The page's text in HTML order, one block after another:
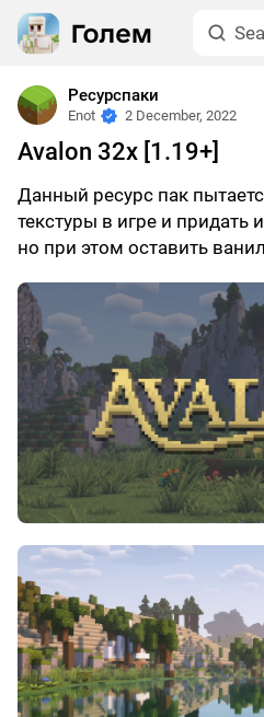
Ресурспаки
Enot 2 December, 2022
Avalon 32x [1.19+]
Данный ресурс пак
текстуры в игре и
но при этом оставить